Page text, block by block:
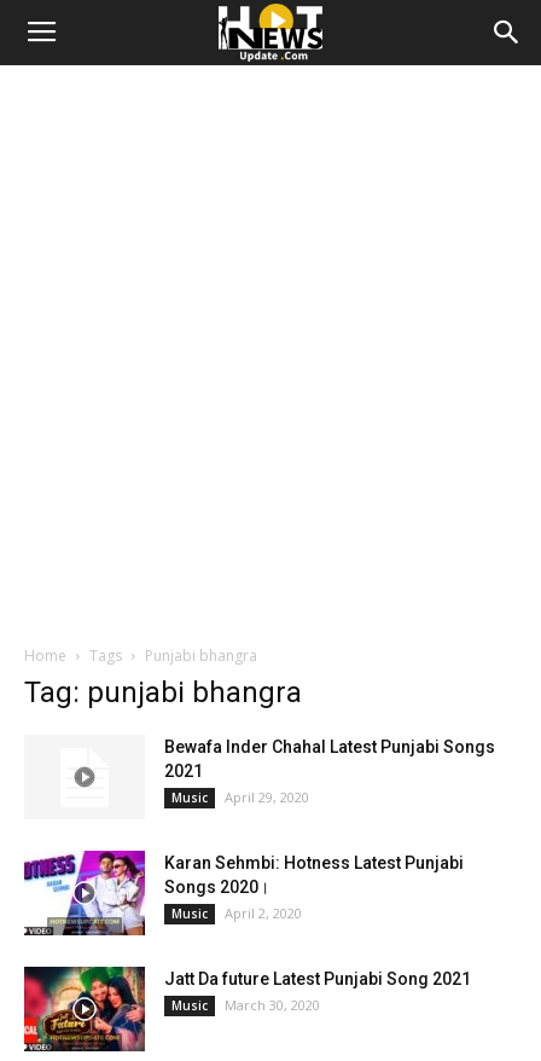
Home Tags Punjabi bhangra
Tag: punjabi bhangra
Bewafa Inder Chahal Latest Punjabi Songs
2021
Music April 29, 2020
Karan Sehmbi: Hotness Latest Punjabi
Songs 2020।
Music April 2, 2020
Jatt Da future Latest Punjabi Song 2021
Music March 30, 2020